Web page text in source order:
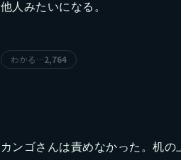
他人みたいになる。
わかる…2,764
カンゴさんは責めなかった。机